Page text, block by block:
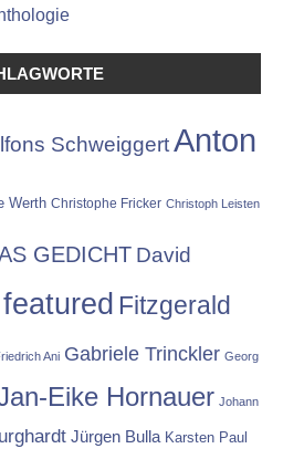
Schweiggert Anton
Werth Christophe Fricker Christoph Leisten
GEDICHT David
featured Fitzgerald
Ani Gabriele Trinckler Georg
Eike Hornauer Johann
Jürgen Bulla Karsten Paul